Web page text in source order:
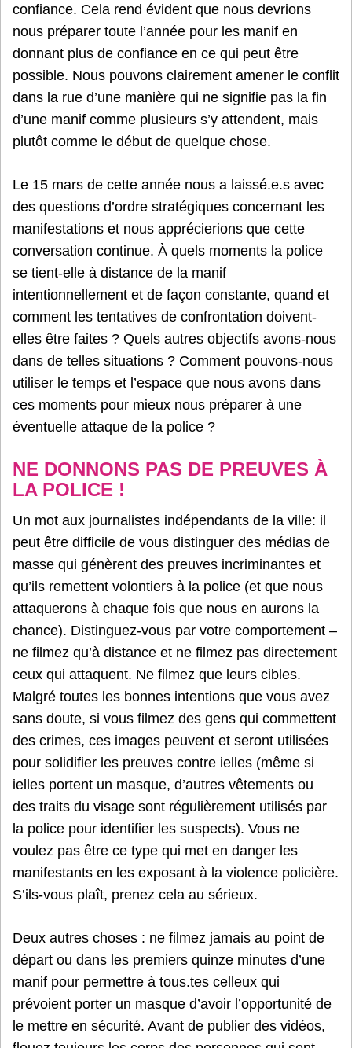
confiance. Cela rend évident que nous devrions
nous préparer toute l’année pour les manif en
donnant plus de confiance en ce qui peut être
possible. Nous pouvons clairement amener le conflit
dans la rue d’une manière qui ne signifie pas la fin
d’une manif comme plusieurs s’y attendent, mais
plutôt comme le début de quelque chose.
Le 15 mars de cette année nous a laissé.e.s avec
des questions d’ordre stratégiques concernant les
manifestations et nous apprécierions que cette
conversation continue. À quels moments la police
se tient-elle à distance de la manif
intentionnellement et de façon constante, quand et
comment les tentatives de confrontation doivent-
elles être faites ? Quels autres objectifs avons-nous
dans de telles situations ? Comment pouvons-nous
utiliser le temps et l’espace que nous avons dans
ces moments pour mieux nous préparer à une
éventuelle attaque de la police ?
NE DONNONS PAS DE PREUVES À
LA POLICE !
Un mot aux journalistes indépendants de la ville: il
peut être difficile de vous distinguer des médias de
masse qui génèrent des preuves incriminantes et
qu’ils remettent volontiers à la police (et que nous
attaquerons à chaque fois que nous en aurons la
chance). Distinguez-vous par votre comportement –
ne filmez qu’à distance et ne filmez pas directement
ceux qui attaquent. Ne filmez que leurs cibles.
Malgré toutes les bonnes intentions que vous avez
sans doute, si vous filmez des gens qui commettent
des crimes, ces images peuvent et seront utilisées
pour solidifier les preuves contre ielles (même si
ielles portent un masque, d’autres vêtements ou
des traits du visage sont régulièrement utilisés par
la police pour identifier les suspects). Vous ne
voulez pas être ce type qui met en danger les
manifestants en les exposant à la violence policière.
S’ils-vous plaît, prenez cela au sérieux.
Deux autres choses : ne filmez jamais au point de
départ ou dans les premiers quinze minutes d’une
manif pour permettre à tous.tes celleux qui
prévoient porter un masque d’avoir l’opportunité de
le mettre en sécurité. Avant de publier des vidéos,